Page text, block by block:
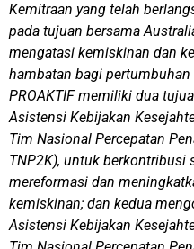
Kemitraan yang telah
pada tujuan bersama
mengatasi kemiskinan dan
hambatan bagi
PROAKTIF memiliki dua
Asistensi Kebijakan
Tim Nasional Percepatan
TNP2K), untuk berkontribusi
mereformasi dan
kemiskinan; dan kedua
Asistensi Kebijakan